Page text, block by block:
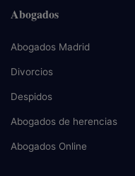
Abogados
Abogados Madrid
Divorcios
Despidos
Abogados de herencias
Abogados Online